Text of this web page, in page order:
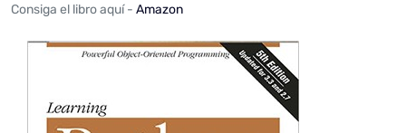
Consiga el libro aquí - Amazon